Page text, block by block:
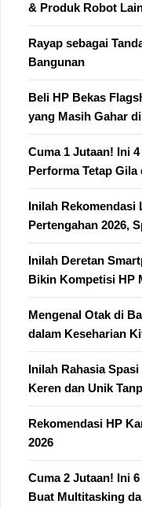
& Produk Robot
Rayap sebagai
Bangunan
Beli HP Bekas
yang Masih Gahar di
Cuma 1 Jutaan! Ini
Performa Tetap Gila
Inilah Rekomendasi
Pertengahan 2026,
Inilah Deretan
Bikin Kompetisi HP
Mengenal Otak di
dalam Keseharian
Inilah Rahasia
Keren dan Unik
Rekomendasi HP
2026
Cuma 2 Jutaan! Ini
Buat Multitasking